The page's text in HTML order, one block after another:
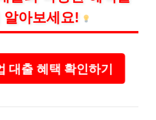
알아보세요!
출 혜택 확인하기